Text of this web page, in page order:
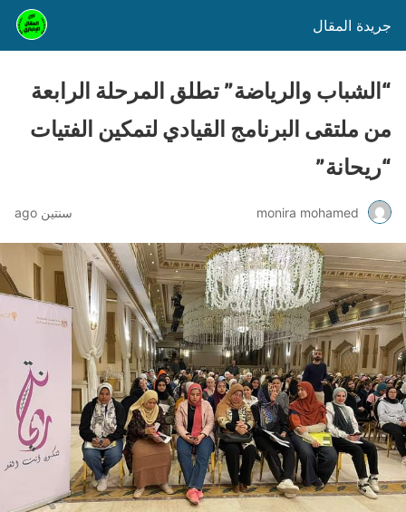
جريدة المقال
“الشباب والرياضة” تطلق المرحلة الرابعة
من ملتقى البرنامج القيادي لتمكين الفتيات
“ريحانة”
monira mohamed سنتين ago